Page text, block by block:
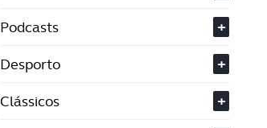
Podcasts
+
Desporto
+
Clássicos
+